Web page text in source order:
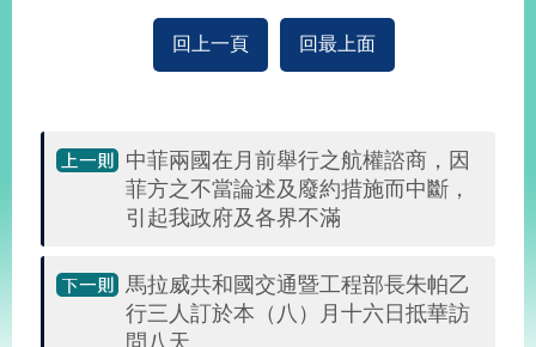
國
回上一頁 回最上面
中菲兩國在月前舉行之航權諮商，因
菲方之不當論述及廢約措施而中斷，
引起我政府及各界不滿
馬拉威共和國交通暨工程部長朱帕乙
行三人訂於本（八）月十六日抵華訪
問八天。